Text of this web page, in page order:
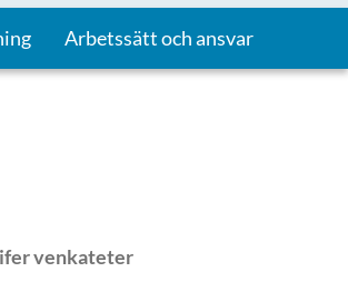
Arbetssätt och ansvar
venkateter